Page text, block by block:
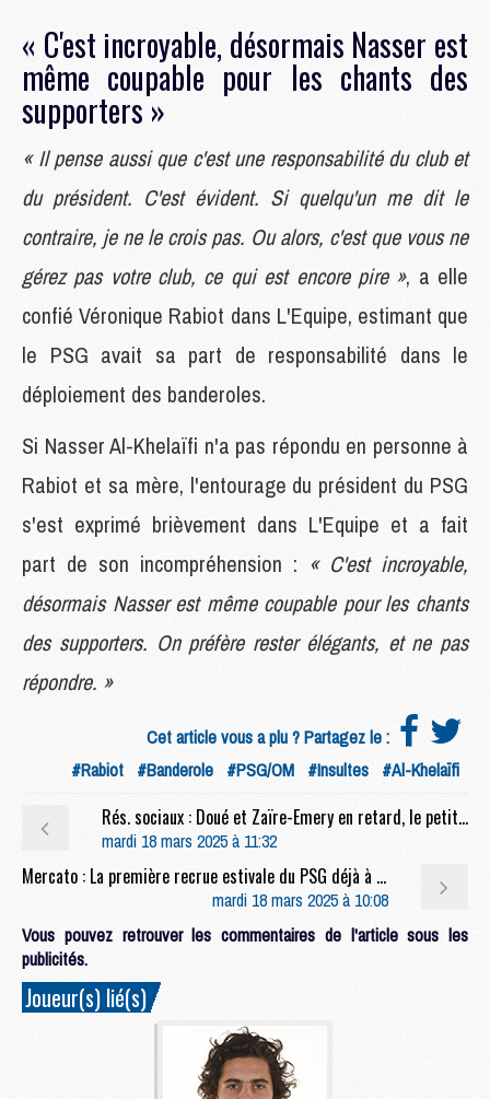
« C'est incroyable, désormais Nasser est
même coupable pour les chants des
supporters »
« Il pense aussi que c'est une responsabilité du club et
du président. C'est évident. Si quelqu'un me dit le
contraire, je ne le crois pas. Ou alors, c'est que vous ne
gérez pas votre club, ce qui est encore pire », a elle
confié Véronique Rabiot dans L'Equipe, estimant que
le PSG avait sa part de responsabilité dans le
déploiement des banderoles.
Si Nasser Al-Khelaïfi n'a pas répondu en personne à
Rabiot et sa mère, l'entourage du président du PSG
s'est exprimé brièvement dans L'Equipe et a fait
part de son incompréhension : « C'est incroyable,
désormais Nasser est même coupable pour les chants
des supporters. On préfère rester élégants, et ne pas
répondre. »
Cet article vous a plu ? Partagez le :
#Rabiot #Banderole #PSG/OM #Insultes #Al-Khelaïfi
Rés. sociaux : Doué et Zaïre-Emery en retard, le petit chambrage de Deschamps
mardi 18 mars 2025 à 11:32
Mercato : La première recrue estivale du PSG déjà à Paris
mardi 18 mars 2025 à 10:08
Vous pouvez retrouver les commentaires de l'article sous les
publicités.
Joueur(s) lié(s)